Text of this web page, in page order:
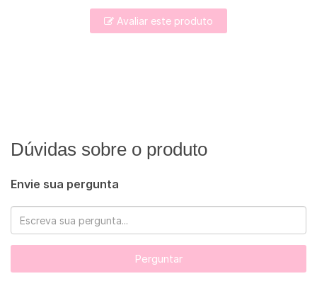
Avaliar este produto
Dúvidas sobre o produto
Envie sua pergunta
Perguntar